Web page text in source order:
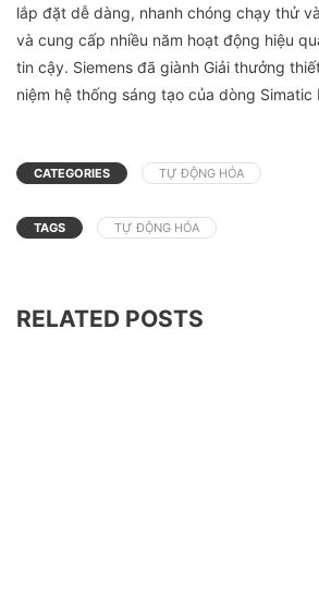
lắp đặt dễ dàng, nhanh chóng chạy thử
và cung cấp nhiều năm hoạt động hiệu
tin cậy. Siemens đã giành Giải thưởng
niệm hệ thống sáng tạo của dòng Simatic
CATEGORIES TỰ ĐỘNG HÓA
TAGS TỰ ĐỘNG HÓA
RELATED POSTS